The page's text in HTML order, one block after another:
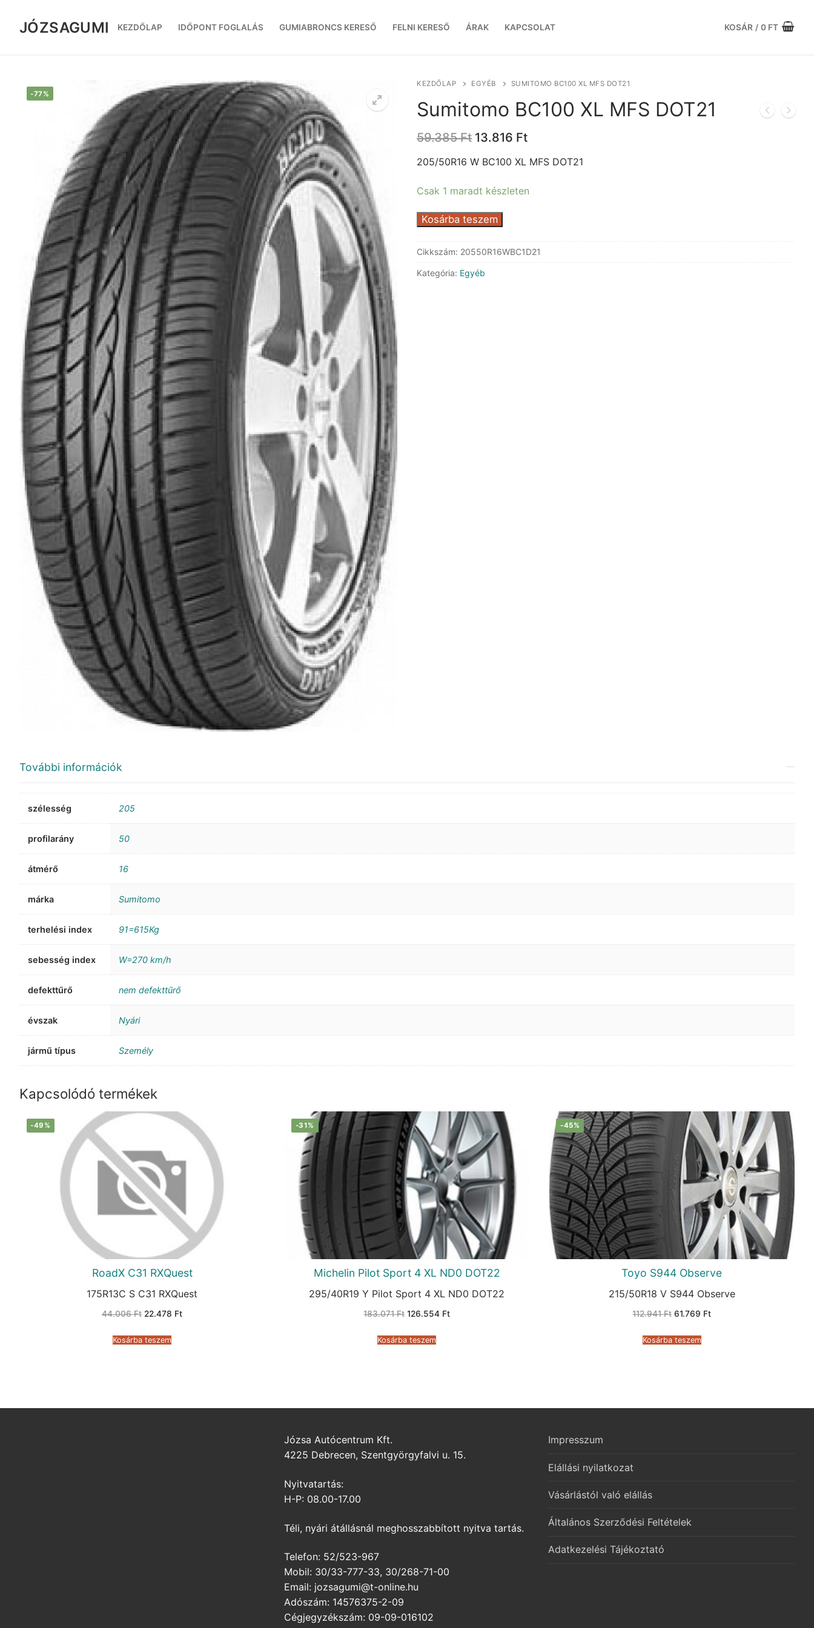
tartalomra
JÓZSAGUMI KEZDŐLAP IDŐPONT FOGLALÁS GUMIABRONCS KERESŐ FELNI KERESŐ ÁRAK KAPCSOLAT KOSÁR / 0 FT
-77%
KEZDŐLAP EGYÉB SUMITOMO BC100 XL MFS DOT21
Sumitomo BC100 XL MFS DOT21
59.385Ft Original
was:
13.816 FtCurrent
is:
205/50R16 W BC100 XL MFS DOT21
Csak 1 maradt készleten
Sumitomo
XL
DOT21
Kosárba teszem
Cikkszám: 20550R16WBC1D21
Kategória: Egyéb
További információk
szélesség 205
profilarány 50
átmérő 16
márka Sumitomo
terhelési index 91=615Kg
sebesség index W=270 km/h
defekttűrő nem defekttűrő
évszak Nyári
jármű típus Személy
Kapcsolódó termékek
-49%
RoadX C31 RXQuest
175R13C S C31 RXQuest
44.006Ft Original
44.006 Ft.
22.478 FtCurrent
Kosárba teszem
-31%
Michelin Pilot Sport 4 XL ND0 DOT22
295/40R19 Y Pilot Sport 4 XL ND0 DOT22
183.071Ft Original
183.071 Ft.
126.554 FtCurrent
Kosárba teszem
-45%
Toyo S944 Observe
215/50R18 V S944 Observe
112.941Ft Original
112.941 Ft.
61.769 FtCurrent
Kosárba teszem
Józsa Autócentrum Kft.
4225 Debrecen, Szentgyörgyfalvi u. 15.
Nyitvatartás:
H-P: 08.00-17.00
Téli, nyári átállásnál meghosszabbított nyitva tartás.
Telefon: 52/523-967
Mobil: 30/33-777-33, 30/268-71-00
Email: jozsagumi@t-online.hu
Adószám: 14576375-2-09
Cégjegyzékszám: 09-09-016102
Impresszum
Elállási nyilatkozat
Vásárlástól való elállás
Általános Szerződési Feltételek
Adatkezelési Tájékoztató